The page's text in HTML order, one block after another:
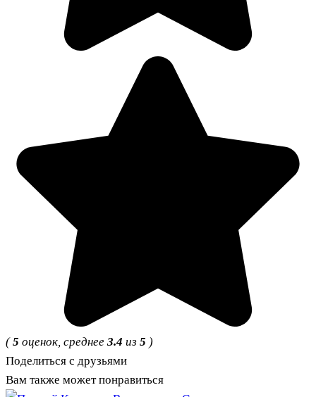
(5 оценок, среднее 3.4 из 5 )
Поделиться с друзьями
Вам также может понравиться